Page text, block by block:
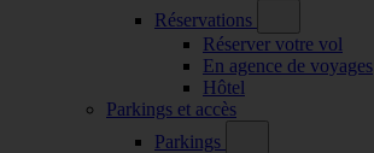
Réservations
Réserver votre vol
En agence de voyages
Hôtel
Parkings et accès
Parkings